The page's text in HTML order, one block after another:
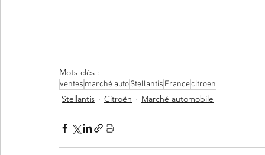
Mots-clés :
ventes marché autoStellantis Francecitroen
Stellantis Citroën Marché automobile